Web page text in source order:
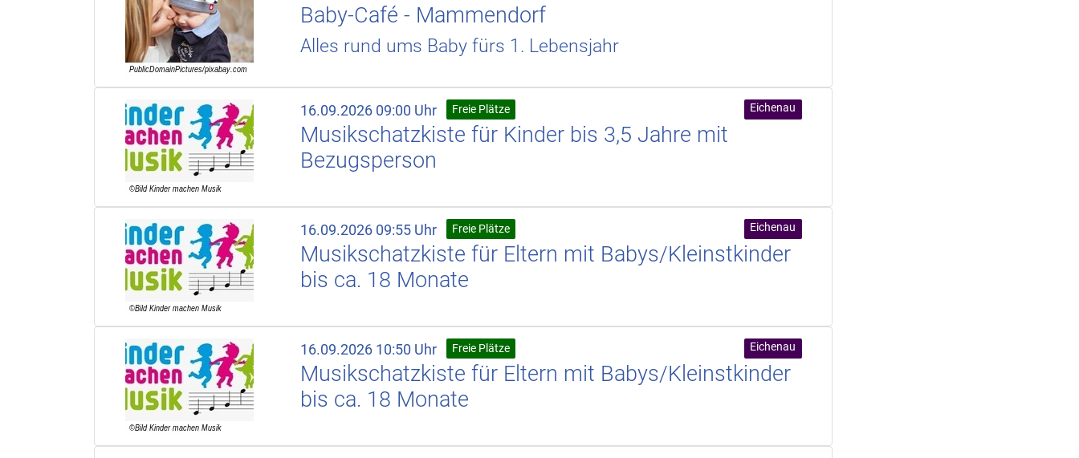
Baby-Café - Mammendorf
Alles rund ums Baby fürs 1. Lebensjahr
16.09.2026 09:00 Uhr Freie Plätze Eichenau
Musikschatzkiste für Kinder bis 3,5 Jahre mit
Bezugsperson
16.09.2026 09:55 Uhr Freie Plätze Eichenau
Musikschatzkiste für Eltern mit Babys/Kleinstkinder
bis ca. 18 Monate
16.09.2026 10:50 Uhr Freie Plätze Eichenau
Musikschatzkiste für Eltern mit Babys/Kleinstkinder
bis ca. 18 Monate